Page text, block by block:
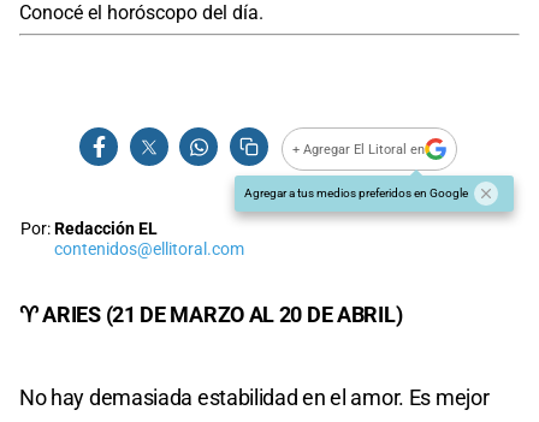
Conocé el horóscopo del día.
+ Agregar El Litoral en
Agregar a tus medios preferidos en Google
Por:Redacción EL
contenidos@ellitoral.com
♈ ARIES (21 DE MARZO AL 20 DE ABRIL)
No hay demasiada estabilidad en el amor. Es mejor